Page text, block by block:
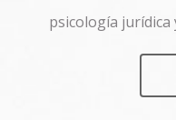
psicología jurídica